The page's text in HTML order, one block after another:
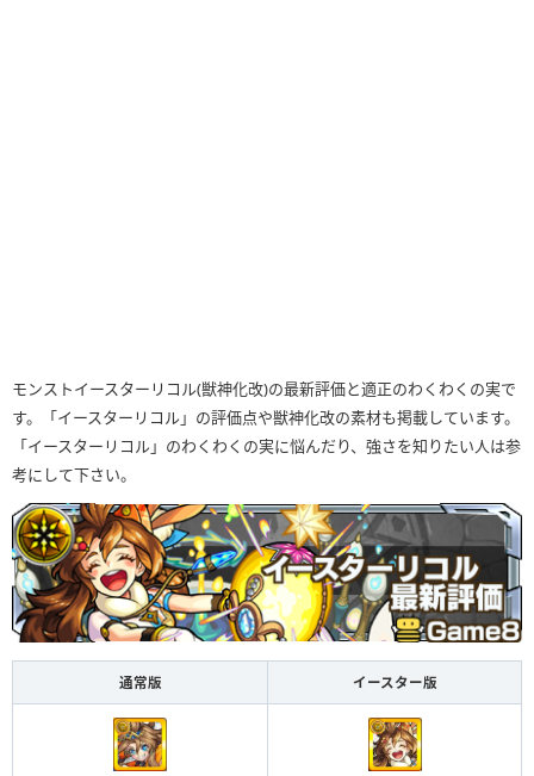
モンストイースターリコル(獣神化改)の最新評価と適正のわくわくの実で
す。「イースターリコル」の評価点や獣神化改の素材も掲載しています。
「イースターリコル」のわくわくの実に悩んだり、強さを知りたい人は参
考にして下さい。
通常版 イースター版